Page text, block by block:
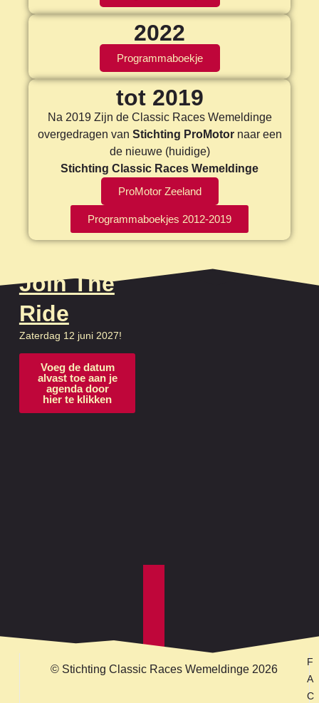
2022
Programmaboekje
tot 2019
Na 2019 Zijn de Classic Races Wemeldinge
overgedragen van Stichting ProMotornaar een
de nieuwe (huidige)
Stichting Classic Races Wemeldinge
ProMotor Zeeland
Programmaboekjes 2012-2019
Join The
Ride
Zaterdag 12 juni 2027!
Voeg de datum
alvast toe aan je
agenda door
hier te klikken
© Stichting Classic Races Wemeldinge 2026
F
A
C